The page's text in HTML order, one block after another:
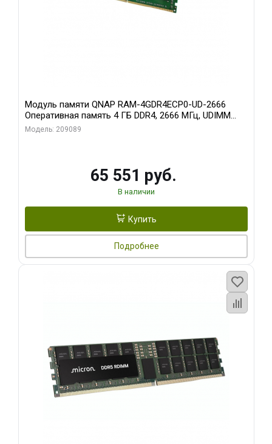
Модуль памяти QNAP RAM-4GDR4ECP0-UD-2666
Оперативная память 4 ГБ DDR4, 2666 МГц, UDIMM
ECC
Модель: 209089
65 551 руб.
В наличии
Купить
Подробнее